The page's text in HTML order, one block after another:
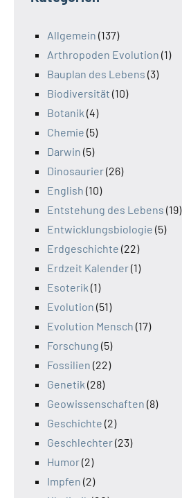
Allgemein (137)
Arthropoden Evolution (1)
Bauplan des Lebens (3)
Biodiversität (10)
Botanik (4)
Chemie (5)
Darwin (5)
Dinosaurier(26)
English (10)
Entstehung des Lebens (19)
Entwicklungsbiologie (5)
Erdgeschichte (22)
Erdzeit Kalender(1)
Esoterik (1)
Evolution (51)
Evolution Mensch (17)
Forschung (5)
Fossilien (22)
Genetik (28)
Geowissenschaften (8)
Geschichte (2)
Geschlechter(23)
Humor(2)
Impfen (2)